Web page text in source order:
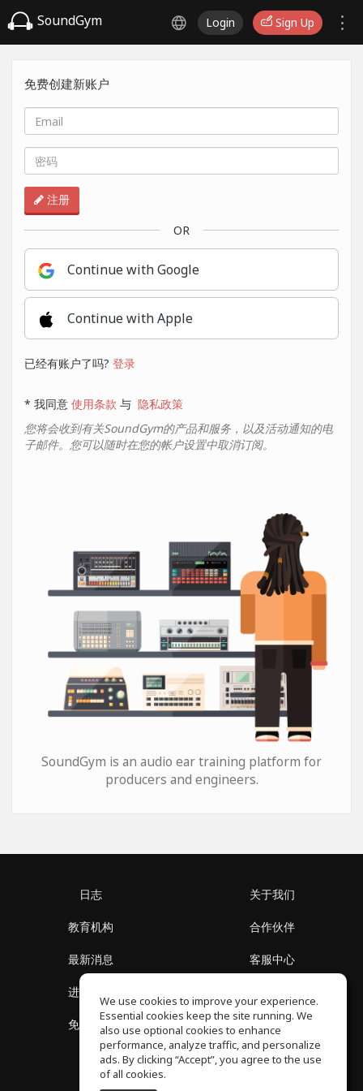
SoundGym Login Sign Up
免费创建新账户
注册
OR
Continue with Google
Continue with Apple
已经有账户了吗? 登录
* 我同意 使用条款 与 隐私政策
您将会收到有关SoundGym的产品和服务，以及活动通知的电
子邮件。您可以随时在您的帐户设置中取消订阅。
SoundGym is an audio ear training platform for
producers and engineers.
日志
教育机构
最新消息
进入社区
免费课程
关于我们
合作伙伴
客服中心
隐私政策
We use cookies to improve your experience.
Essential cookies keep the site running. We
also use optional cookies to enhance
performance, analyze traffic, and personalize
ads. By clicking “Accept”, you agree to the use
of all cookies.